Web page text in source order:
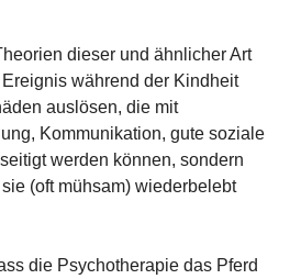
dieser und ähnlicher Art
während der Kindheit
auslösen, die mit
Kommunikation, gute soziale
werden können, sondern
(oft mühsam) wiederbelebt
die Psychotherapie das Pferd